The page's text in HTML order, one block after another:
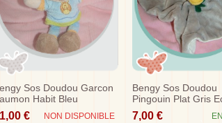
Sos Doudou Garcon
Habit Bleu
15 Cm
€ NON DISPONIBLE
Bengy Sos Doudou
Pingouin Plat Gris
Bonnet Rouge
7,00 €